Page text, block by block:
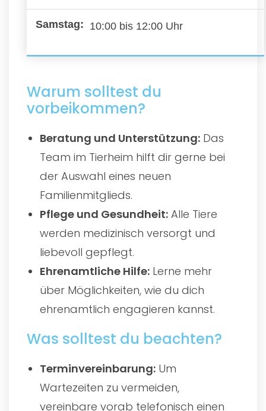
10:00 bis 12:00 Uhr
Warum solltest du
vorbeikommen?
Beratung und Unterstützung: Das
Team im Tierheim hilft dir gerne bei
der Auswahl eines neuen
Familienmitglieds.
Pflege und Gesundheit: Alle Tiere
werden medizinisch versorgt und
liebevoll gepflegt.
Ehrenamtliche Hilfe: Lerne mehr
über Möglichkeiten, wie du dich
ehrenamtlich engagieren kannst.
Was solltest du beachten?
Terminvereinbarung: Um
Wartezeiten zu vermeiden,
vereinbare vorab telefonisch einen